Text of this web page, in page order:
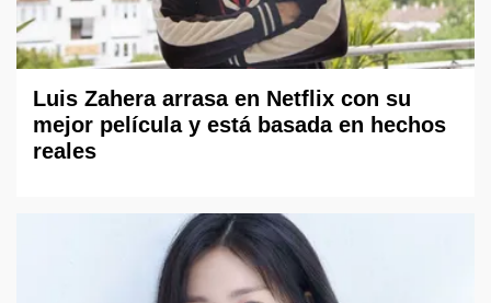
Luis Zahera arrasa en Netflix con su
mejor película y está basada en hechos
reales